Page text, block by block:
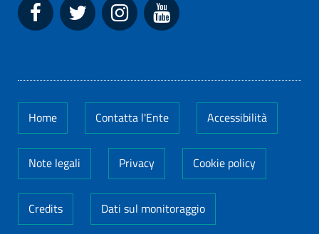
Home Contatta l'Ente Accessibilità
Note legali Privacy Cookie policy
Credits Dati sul monitoraggio